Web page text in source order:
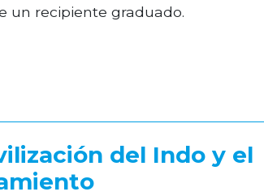
un recipiente graduado.
del Indo y el